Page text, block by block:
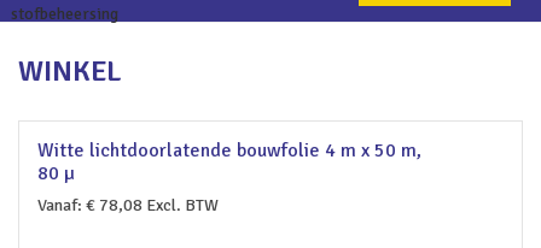
WINKEL
Witte lichtdoorlatende bouwfolie 4 m x 50 m,
80 µ
Vanaf: € 78,08 Excl. BTW